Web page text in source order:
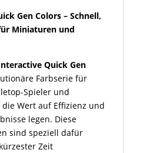
Gen Colors – Schnell,
Miniaturen und
Quick Gen
Farbserie für
Spieler und
Wert auf Effizienz und
legen. Diese
sind speziell dafür
Zeit